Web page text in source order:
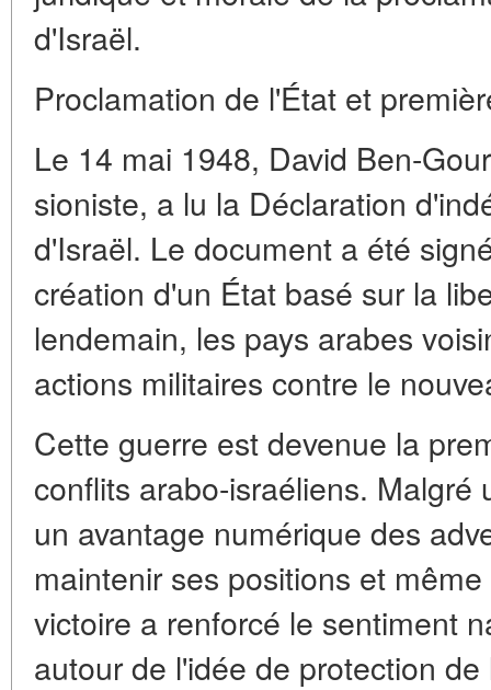
d'Israël.
Proclamation de l'État et
Le 14 mai 1948, David Ben-
sioniste, a lu la Déclaration
d'Israël. Le document a été
création d'un État basé sur la
lendemain, les pays arabes
actions militaires contre le
Cette guerre est devenue la
conflits arabo-israéliens.
un avantage numérique des
maintenir ses positions et
victoire a renforcé le sentiment
autour de l'idée de protection